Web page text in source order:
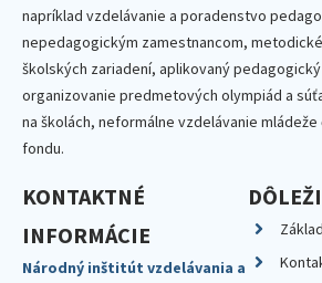
napríklad vzdelávanie a poradenstvo
nepedagogickým zamestnancom,
školských zariadení, aplikovaný
organizovanie predmetových olympiád a
na školách, neformálne vzdelávanie mládeže
fondu.
KONTAKTNÉ
INFORMÁCIE
Národný inštitút vzdelávania a